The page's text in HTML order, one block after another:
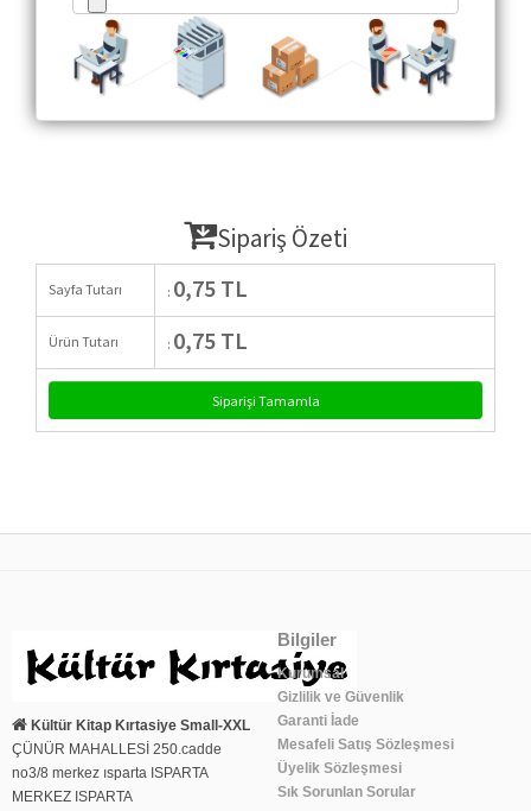
Sipariş Özeti
Sayfa Tutarı : 0,75 TL
Ürün Tutarı : 0,75 TL
Kültür Kitap Kırtasiye Small-XXL
ÇÜNÜR MAHALLESİ 250.cadde
no3/8 merkez ısparta ISPARTA
MERKEZ ISPARTA
Bilgiler
Kurumsal
Gizlilik ve Güvenlik
Garanti İade
Mesafeli Satış Sözleşmesi
Üyelik Sözleşmesi
Sık Sorunlan Sorular